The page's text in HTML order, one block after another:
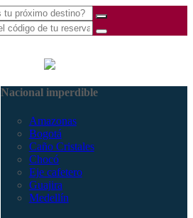
Nacional imperdible
Amazonas
Bogotá
Caño Cristales
Chocó
Eje cafetero
Guajira
Medellín